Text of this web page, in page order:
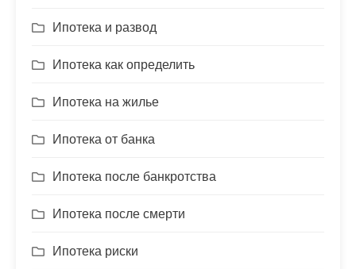
Ипотека и развод
Ипотека как определить
Ипотека на жилье
Ипотека от банка
Ипотека после банкротства
Ипотека после смерти
Ипотека риски